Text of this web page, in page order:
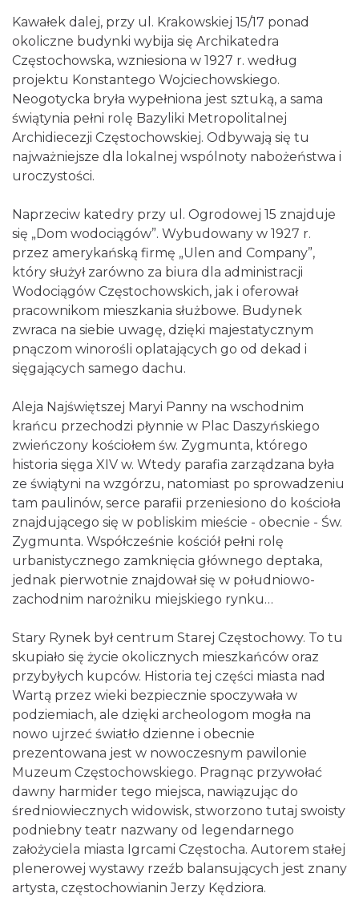
Kawałek dalej, przy ul. Krakowskiej 15/17 ponad
okoliczne budynki wybija się Archikatedra
Częstochowska, wzniesiona w 1927 r. według
projektu Konstantego Wojciechowskiego.
Neogotycka bryła wypełniona jest sztuką, a sama
świątynia pełni rolę Bazyliki Metropolitalnej
Archidiecezji Częstochowskiej. Odbywają się tu
najważniejsze dla lokalnej wspólnoty nabożeństwa i
uroczystości.
Naprzeciw katedry przy ul. Ogrodowej 15 znajduje
się „Dom wodociągów”. Wybudowany w 1927 r.
przez amerykańską firmę „Ulen and Company”,
który służył zarówno za biura dla administracji
Wodociągów Częstochowskich, jak i oferował
pracownikom mieszkania służbowe. Budynek
zwraca na siebie uwagę, dzięki majestatycznym
pnączom winorośli oplatających go od dekad i
sięgających samego dachu.
Aleja Najświętszej Maryi Panny na wschodnim
krańcu przechodzi płynnie w Plac Daszyńskiego
zwieńczony kościołem św. Zygmunta, którego
historia sięga XIV w. Wtedy parafia zarządzana była
ze świątyni na wzgórzu, natomiast po sprowadzeniu
tam paulinów, serce parafii przeniesiono do kościoła
znajdującego się w pobliskim mieście - obecnie - Św.
Zygmunta. Współcześnie kościół pełni rolę
urbanistycznego zamknięcia głównego deptaka,
jednak pierwotnie znajdował się w południowo-
zachodnim narożniku miejskiego rynku…
Stary Rynek był centrum Starej Częstochowy. To tu
skupiało się życie okolicznych mieszkańców oraz
przybyłych kupców. Historia tej części miasta nad
Wartą przez wieki bezpiecznie spoczywała w
podziemiach, ale dzięki archeologom mogła na
nowo ujrzeć światło dzienne i obecnie
prezentowana jest w nowoczesnym pawilonie
Muzeum Częstochowskiego. Pragnąc przywołać
dawny harmider tego miejsca, nawiązując do
średniowiecznych widowisk, stworzono tutaj swoisty
podniebny teatr nazwany od legendarnego
założyciela miasta Igrcami Częstocha. Autorem stałej
plenerowej wystawy rzeźb balansujących jest znany
artysta, częstochowianin Jerzy Kędziora.